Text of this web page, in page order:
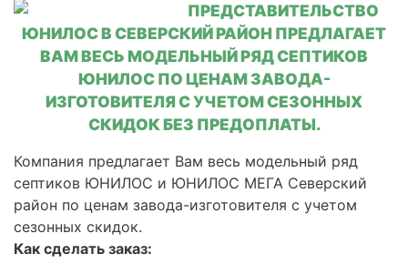
ПРЕДСТАВИТЕЛЬСТВО
ЮНИЛОС В СЕВЕРСКИЙ РАЙОН ПРЕДЛАГАЕТ
ВАМ ВЕСЬ МОДЕЛЬНЫЙ РЯД СЕПТИКОВ
ЮНИЛОС ПО ЦЕНАМ ЗАВОДА-
ИЗГОТОВИТЕЛЯ С УЧЕТОМ СЕЗОННЫХ
СКИДОК БЕЗ ПРЕДОПЛАТЫ.
Компания предлагает Вам весь модельный ряд
септиков ЮНИЛОС и ЮНИЛОС МЕГА Северский
район по ценам завода-изготовителя с учетом
сезонных скидок.
Как сделать заказ: